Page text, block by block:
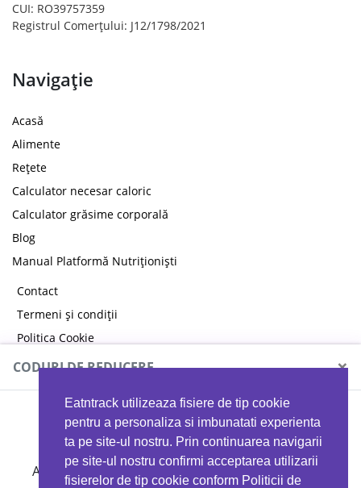
Eatntrack utilizeaza fisiere de tip cookie
pentru a personaliza si imbunatati experienta
ta pe site-ul nostru. Prin continuarea navigarii
pe site-ul nostru confirmi acceptarea utilizarii
fisierelor de tip cookie conform Politicii de
CUI: RO39757359
Registrul Comerțului: J12/1798/2021
Navigație
Acasă
Alimente
Rețete
Calculator necesar caloric
Calculator grăsime corporală
Blog
Manual Platformă Nutriționiști
Contact
Termeni și condiții
Politica Cookie
Politica de confidențialitate
CODURI DE REDUCERE ×
MYPROTEIN
Ai 40%reducere la orice comandă folosind codul